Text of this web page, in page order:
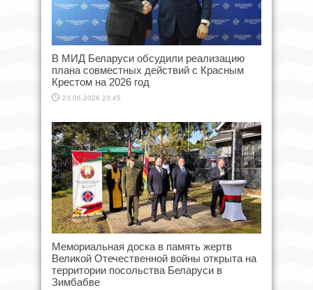
В МИД Беларуси обсудили реализацию
плана совместных действий с Красным
Крестом на 2026 год
23.06.2026 23:45
Мемориальная доска в память жертв
Великой Отечественной войны открыта на
территории посольства Беларуси в
Зимбабве